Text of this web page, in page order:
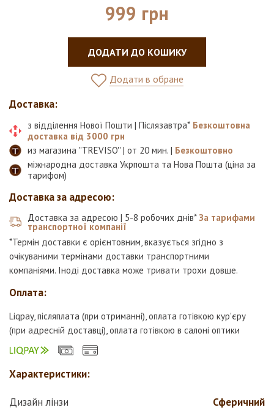
Доставка:
з відділення Нової Пошти | Післязавтра* Безкоштовна
доставка від 3000 грн
из магазина ''TREVISO'' | от 20 мин. | Безкоштовно
міжнародна доставка Укрпошта та Нова Пошта (ціна за
тарифом)
Доставка за адресою:
Доставка за адресою | 5-8 робочих днів*За тарифами
транспортної компанії
*Термін доставки є орієнтовним, вказується згідно з
очікуваними термінами доставки транспортними
компаніями. Іноді доставка може тривати трохи довше.
Оплата:
Liqpay, післяплата (при отриманні), оплата готівкою кур'єру
(при адресній доставці), оплата готівкою в салоні оптики
999 грн
ДОДАТИ ДО КОШИКУ
Додати в обране
Характеристики:
Дизайн лінзи
Сферичний